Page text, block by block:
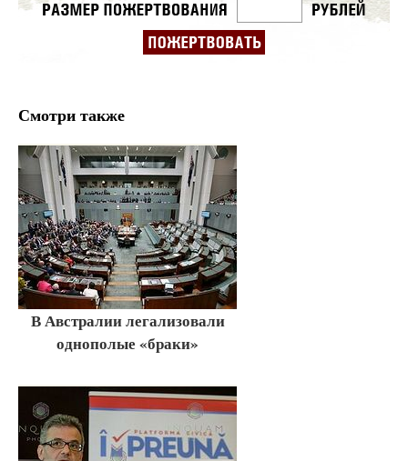
Смотри также
В Австралии легализовали
однополые «браки»